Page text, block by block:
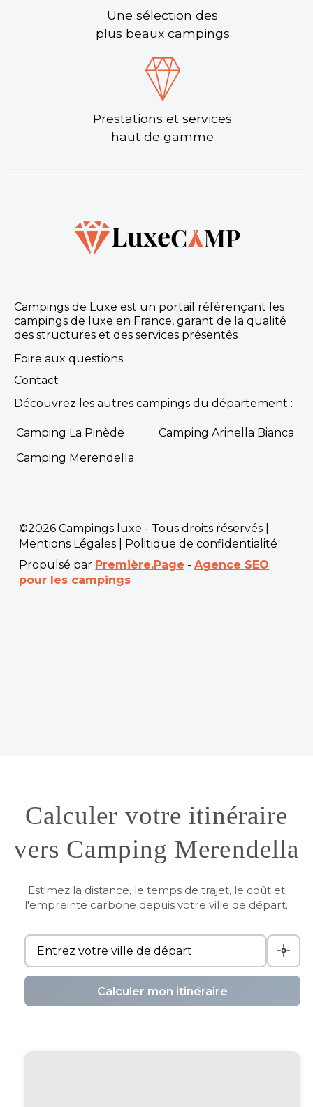
Une sélection des
plus beaux campings
Prestations et services
haut de gamme
Campings de Luxe est un portail référençant les
campings de luxe en France, garant de la qualité
des structures et des services présentés
Foire aux questions
Contact
Découvrez les autres campings du département :
Camping La Pinède
Camping Arinella Bianca
Camping Merendella
©2026 Campings luxe - Tous droits réservés |
Mentions Légales
Politique de confidentialité
Propulsé par Première.Page -Agence SEO
pour les campings
Calculer votre itinéraire
vers Camping Merendella
Estimez la distance, le temps de trajet, le coût et
l'empreinte carbone depuis votre ville de départ.
Calculer mon itinéraire